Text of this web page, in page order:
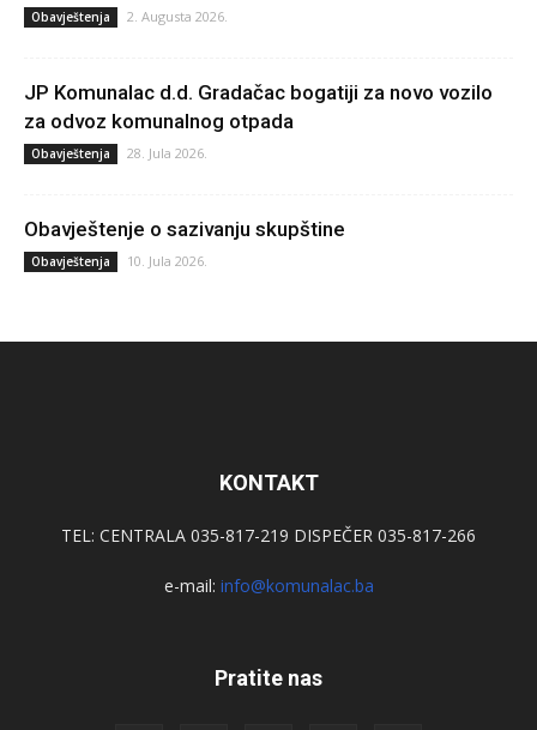
Obavještenja 2. Augusta 2026.
JP Komunalac d.d. Gradačac bogatiji za novo vozilo
za odvoz komunalnog otpada
Obavještenja 28. Jula 2026.
Obavještenje o sazivanju skupštine
Obavještenja 10. Jula 2026.
KONTAKT
TEL: CENTRALA 035-817-219 DISPEČER 035-817-266
e-mail: info@komunalac.ba
Pratite nas